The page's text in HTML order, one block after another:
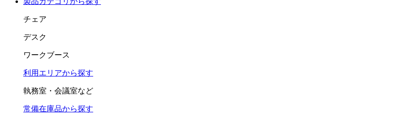
チェア
デスク
ワークブース
利用エリアから探す
執務室・会議室など
常備在庫品から探す